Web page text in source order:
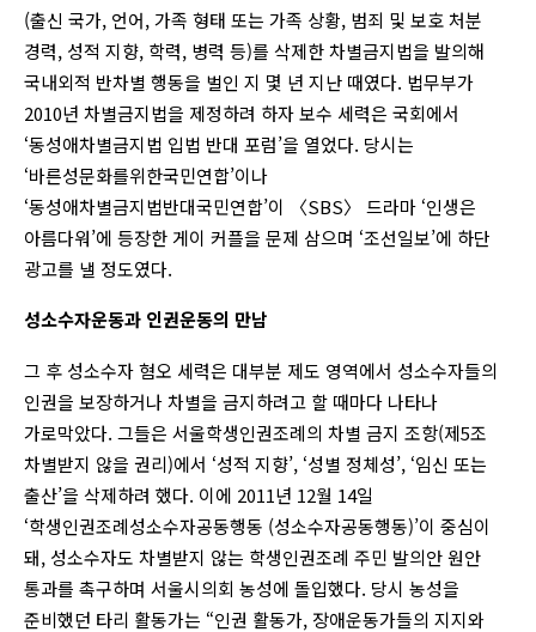
(출신 국가, 언어, 가족 형태 또는 가족 상황, 범죄 및 보호 처분
경력, 성적 지향, 학력, 병력 등)를 삭제한 차별금지법을 발의해
국내외적 반차별 행동을 벌인 지 몇 년 지난 때였다. 법무부가
2010년 차별금지법을 제정하려 하자 보수 세력은 국회에서
‘동성애차별금지법 입법 반대 포럼’을 열었다. 당시는
‘바른성문화를위한국민연합’이나
‘동성애차별금지법반대국민연합’이 〈SBS〉 드라마 ‘인생은
아름다워’에 등장한 게이 커플을 문제 삼으며 ‘조선일보’에 하단
광고를 낼 정도였다.
성소수자운동과 인권운동의 만남
그 후 성소수자 혐오 세력은 대부분 제도 영역에서 성소수자들의
인권을 보장하거나 차별을 금지하려고 할 때마다 나타나
가로막았다. 그들은 서울학생인권조례의 차별 금지 조항(제5조
차별받지 않을 권리)에서 ‘성적 지향’, ‘성별 정체성’, ‘임신 또는
출산’을 삭제하려 했다. 이에 2011년 12월 14일
‘학생인권조례성소수자공동행동 (성소수자공동행동)’이 중심이
돼, 성소수자도 차별받지 않는 학생인권조례 주민 발의안 원안
통과를 촉구하며 서울시의회 농성에 돌입했다. 당시 농성을
준비했던 타리 활동가는 “인권 활동가, 장애운동가들의 지지와